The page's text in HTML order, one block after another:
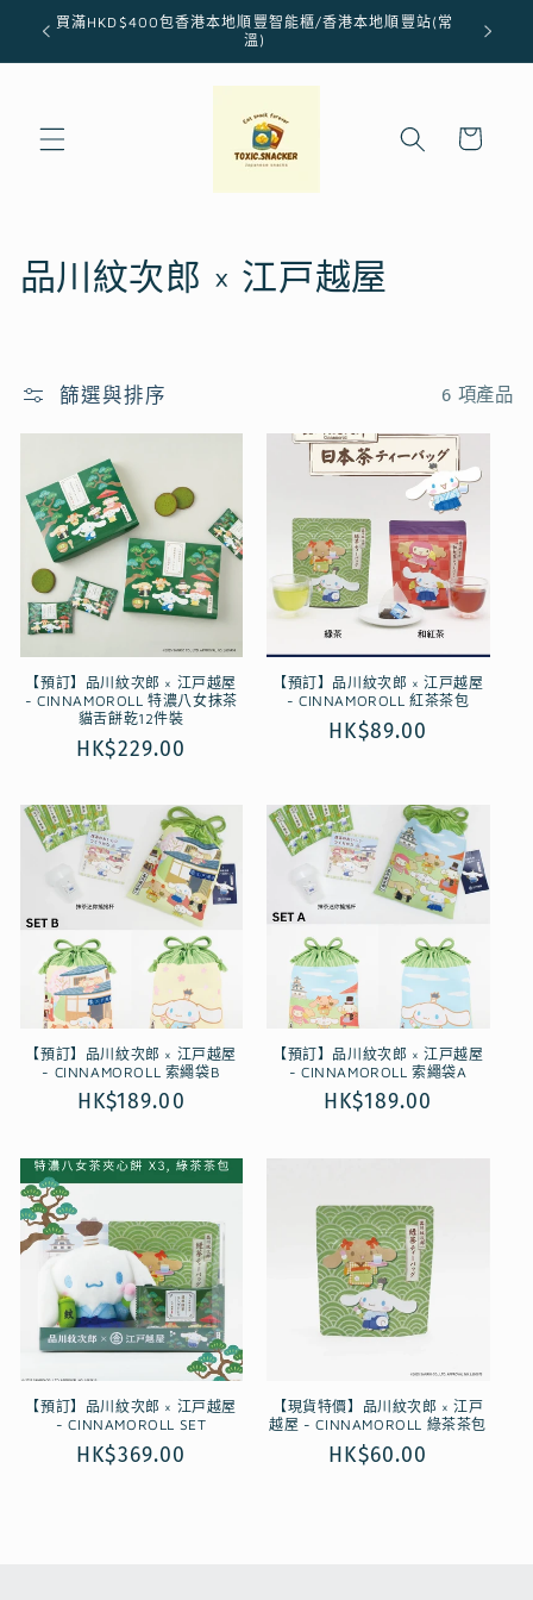
跳至內
容
買滿HKD$400包香港本地順豐智能櫃/香港本地順豐站(常
溫)
物
商
列
品川紋次郎 × 江戸越屋
篩選與排序 6 項產品
【預訂】品川紋次郎 × 江戸越屋
- CINNAMOROLL 特濃八女抹茶
貓舌餅乾12件裝
定
HK$229.00
【預訂】品川紋次郎 × 江戸越屋
- CINNAMOROLL 紅茶茶包
定
HK$89.00
【預訂】品川紋次郎 × 江戸越屋
- CINNAMOROLL 索繩袋B
定
HK$189.00
【預訂】品川紋次郎 × 江戸越屋
- CINNAMOROLL 索繩袋A
定
HK$189.00
【預訂】品川紋次郎 × 江戸越屋
- CINNAMOROLL SET
定
HK$369.00
【現貨特價】品川紋次郎 × 江戸
越屋 - CINNAMOROLL 綠茶茶包
定
HK$60.00